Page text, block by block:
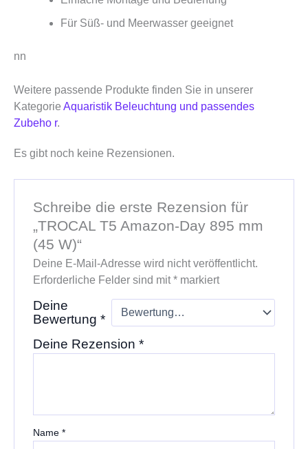
Für Süß- und Meerwasser geeignet
nn
Weitere passende Produkte finden Sie in unserer
Kategorie Aquaristik Beleuchtung und passendes
Zubeho r.
Es gibt noch keine Rezensionen.
Schreibe die erste Rezension für
„TROCAL T5 Amazon-Day 895 mm
(45 W)“
Deine E-Mail-Adresse wird nicht veröffentlicht.
Erforderliche Felder sind mit*markiert
Deine
Bewertung *
Deine Rezension *
Name *